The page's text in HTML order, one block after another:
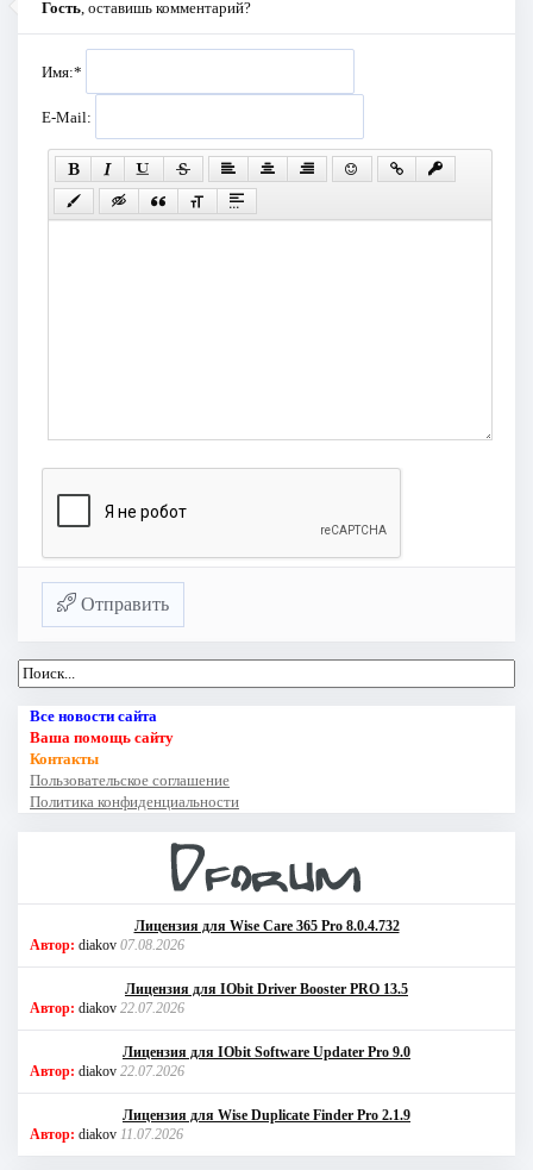
Гость , оставишь комментарий?
Имя:*
E-Mail:
Отправить
Все новости сайта
Ваша помощь сайту
Контакты
Пользовательское соглашение
Политика конфиденциальности
Лицензия для Wise Care 365 Pro 8.0.4.732
Автор: diakov 07.08.2026
Лицензия для IObit Driver Booster PRO 13.5
Автор: diakov 22.07.2026
Лицензия для IObit Software Updater Pro 9.0
Автор: diakov 22.07.2026
Лицензия для Wise Duplicate Finder Pro 2.1.9
Автор: diakov 11.07.2026